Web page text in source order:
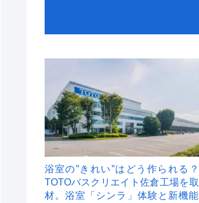
浴室の”きれい”はどう作られる？
TOTOバスクリエイト佐倉工場を取
材。浴室「シンラ」体験と新機能